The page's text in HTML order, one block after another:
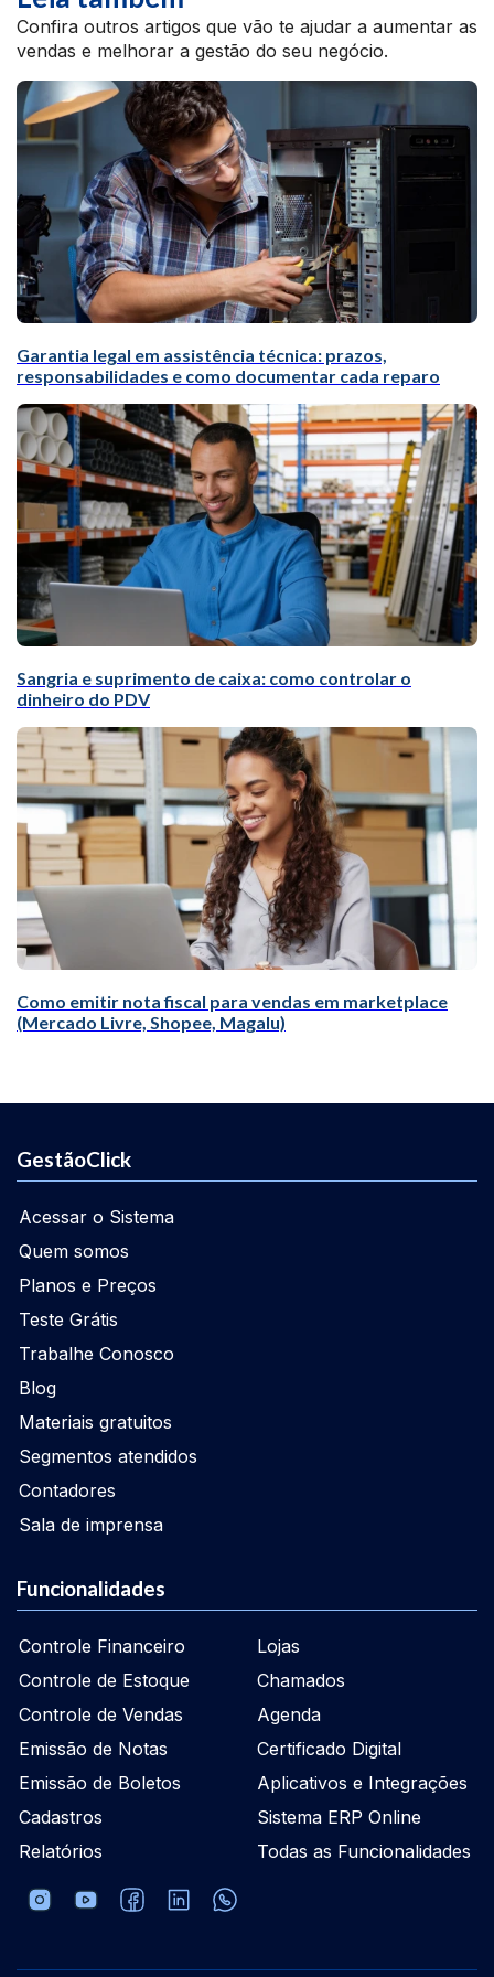
Confira outros artigos que vão te ajudar a aumentar as
vendas e melhorar a gestão do seu negócio.
Garantia legal em assistência técnica: prazos,
responsabilidades e como documentar cada reparo
Sangria e suprimento de caixa: como controlar o
dinheiro do PDV
Como emitir nota fiscal para vendas em marketplace
(Mercado Livre, Shopee, Magalu)
GestãoClick
Acessar o Sistema
Quem somos
Planos e Preços
Teste Grátis
Trabalhe Conosco
Blog
Materiais gratuitos
Segmentos atendidos
Contadores
Sala de imprensa
Funcionalidades
Controle Financeiro
Controle de Estoque
Controle de Vendas
Emissão de Notas
Emissão de Boletos
Cadastros
Relatórios
Lojas
Chamados
Agenda
Certificado Digital
Aplicativos e Integrações
Sistema ERP Online
Todas as Funcionalidades